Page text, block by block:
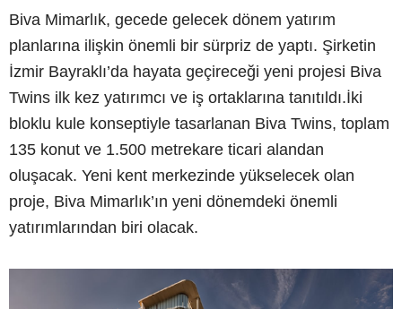
Biva Mimarlık, gecede gelecek dönem yatırım
planlarına ilişkin önemli bir sürpriz de yaptı. Şirketin
İzmir Bayraklı’da hayata geçireceği yeni projesi Biva
Twins ilk kez yatırımcı ve iş ortaklarına tanıtıldı.İki
bloklu kule konseptiyle tasarlanan Biva Twins, toplam
135 konut ve 1.500 metrekare ticari alandan
oluşacak. Yeni kent merkezinde yükselecek olan
proje, Biva Mimarlık’ın yeni dönemdeki önemli
yatırımlarından biri olacak.